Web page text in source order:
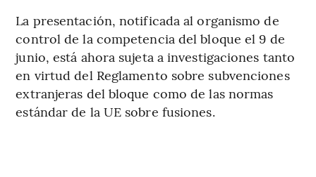
La presentación, notificada al organismo de
control de la competencia del bloque el 9 de
junio, está ahora sujeta a investigaciones tanto
en virtud del Reglamento sobre subvenciones
extranjeras del bloque como de las normas
estándar de la UE sobre fusiones.